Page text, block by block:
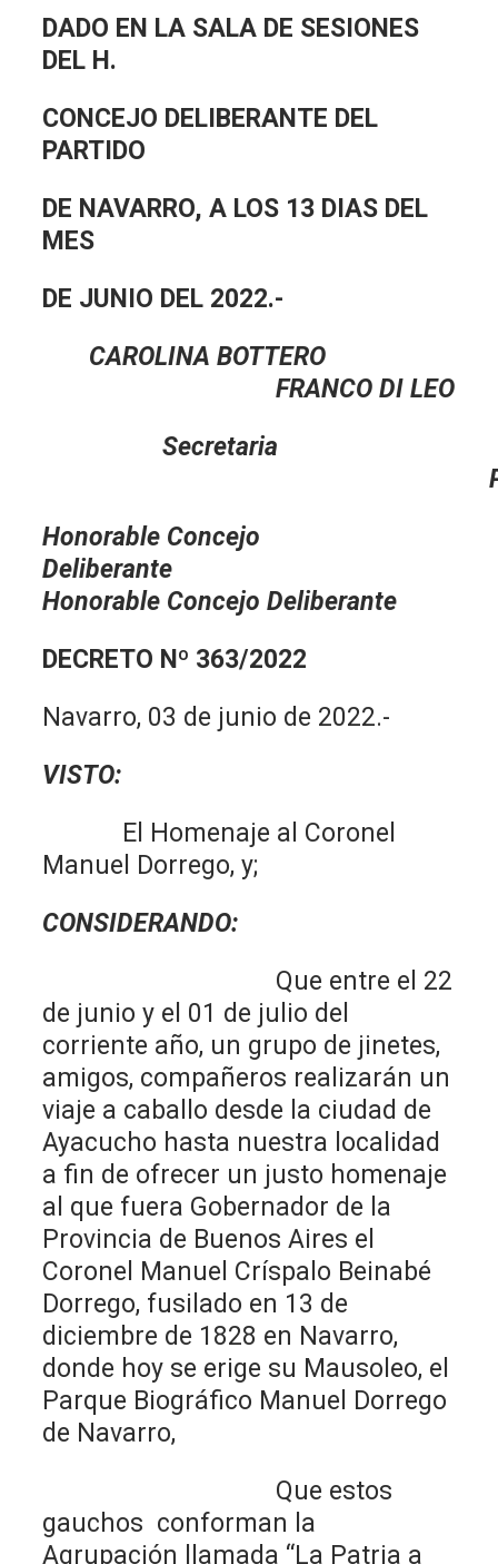
DADO EN LA SALA DE SESIONES
DEL H.
CONCEJO DELIBERANTE DEL
PARTIDO
DE NAVARRO, A LOS 13 DIAS DEL
MES
DE JUNIO DEL 2022.-
CAROLINA BOTTERO
FRANCO DI LEO
Secretaria
Honorable Concejo
Deliberante
Honorable Concejo Deliberante
DECRETO Nº 363/2022
Navarro, 03 de junio de 2022.-
VISTO:
El Homenaje al Coronel
Manuel Dorrego, y;
CONSIDERANDO:
Que entre el 22
de junio y el 01 de julio del
corriente año, un grupo de jinetes,
amigos, compañeros realizarán un
viaje a caballo desde la ciudad de
Ayacucho hasta nuestra localidad
a fin de ofrecer un justo homenaje
al que fuera Gobernador de la
Provincia de Buenos Aires el
Coronel Manuel Críspalo Beinabé
Dorrego, fusilado en 13 de
diciembre de 1828 en Navarro,
donde hoy se erige su Mausoleo, el
Parque Biográfico Manuel Dorrego
de Navarro,
Que estos
gauchos conforman la
Agrupación llamada “La Patria a